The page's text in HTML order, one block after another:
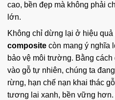
cao, bền đẹp mà không phải
lớn.
Không chỉ dừng lại ở hiệu
composite còn mang ý nghĩa
bảo vệ môi trường. Bằng
vào gỗ tự nhiên, chúng ta
rừng, hạn chế nạn khai thác
tương lai xanh, bền vững